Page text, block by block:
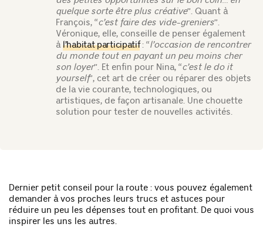
quelque sorte être plus créative”. Quant à
François, “c’est faire des vide-greniers”.
Véronique, elle, conseille de penser également
àl’habitat participatif: “l’occasion de rencontrer
du monde tout en payant un peu moins cher
son loyer”. Et enfin pour Nina, “c’est le do it
yourself”, cet art de créer ou réparer des objets
de la vie courante, technologiques, ou
artistiques, de façon artisanale. Une chouette
solution pour tester de nouvelles activités.
Dernier petit conseil pour la route : vous pouvez également
demander à vos proches leurs trucs et astuces pour
réduire un peu les dépenses tout en profitant. De quoi vous
inspirer les uns les autres.